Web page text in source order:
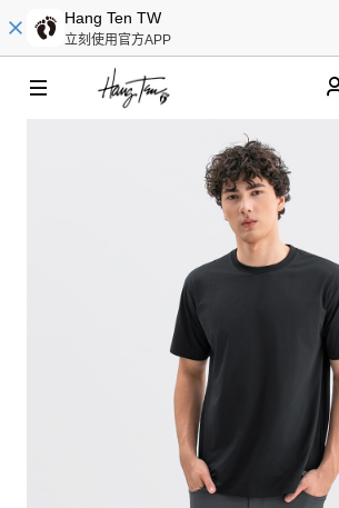
Hang Ten TW
立刻使用官方APP